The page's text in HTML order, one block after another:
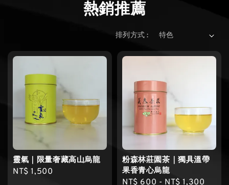
熱銷推薦
排列方式 :
靈氣｜限量奢藏高山烏龍
Regular
NT$ 1,500
粉森林莊園茶｜獨具溫帶
果香青心烏龍
Regular
NT$ 600 - NT$ 1,300